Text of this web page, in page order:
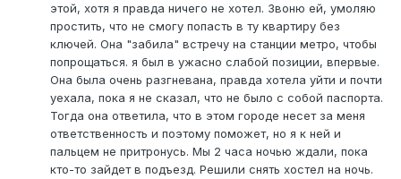
этой, хотя я правда ничего не хотел. Звоню ей, умоляю
простить, что не смогу попасть в ту квартиру без
ключей. Она "забила" встречу на станции метро, чтобы
попрощаться. я был в ужасно слабой позиции, впервые.
Она была очень разгневана, правда хотела уйти и почти
уехала, пока я не сказал, что не было с собой паспорта.
Тогда она ответила, что в этом городе несет за меня
ответственность и поэтому поможет, но я к ней и
пальцем не притронусь. Мы 2 часа ночью ждали, пока
кто-то зайдет в подъезд. Решили снять хостел на ночь.